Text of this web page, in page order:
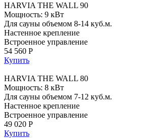
HARVIA THE WALL 90
Мощность: 9 кВт
Для сауны объемом 8-14 куб.м.
Настенное крепление
Встроенное управление
54 560 Р
Купить
HARVIA THE WALL 80
Мощность: 8 кВт
Для сауны объемом 7-12 куб.м.
Настенное крепление
Встроенное управление
49 020 Р
Купить